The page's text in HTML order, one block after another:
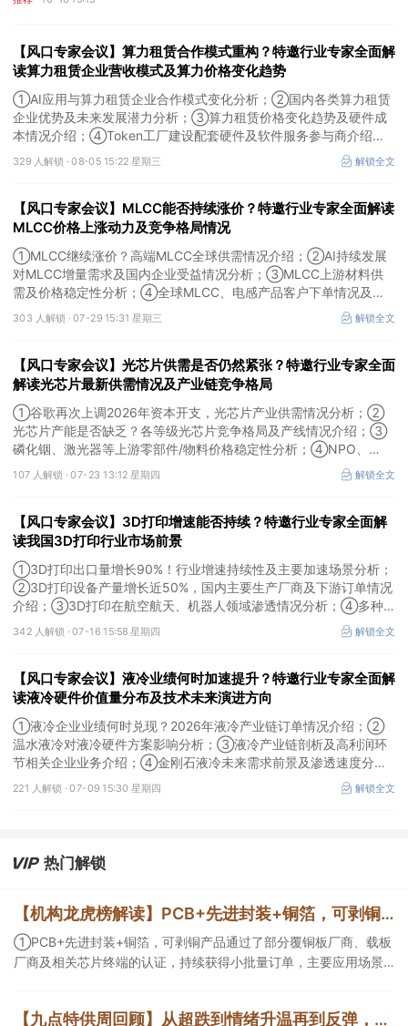
【风口专家会议】算力租赁合作模式重构？特邀行业专家全面解
读算力租赁企业营收模式及算力价格变化趋势
①AI应用与算力租赁企业合作模式变化分析；②国内各类算力租赁
企业优势及未来发展潜力分析；③算力租赁价格变化趋势及硬件成
本情况介绍；④Token工厂建设配套硬件及软件服务参与商介绍。
本场风口专家会议将于8月5日（周三）19:00举行，特邀行业专家全
面解读算力租赁企业营收模式及算力价格变化趋势。
329 人解锁 ·08-05 15:22 星期三 解锁全文
【风口专家会议】MLCC能否持续涨价？特邀行业专家全面解读
MLCC价格上涨动力及竞争格局情况
①MLCC继续涨价？高端MLCC全球供需情况介绍；②AI持续发展
对MLCC增量需求及国内企业受益情况分析；③MLCC上游材料供
需及价格稳定性分析；④全球MLCC、电感产品客户下单情况及未
来扩产难度解析。本场风口专家会议将于7月29日（周三）20:30举
行，特邀行业专家全面解读MLCC价格上涨动力及竞争格局情况。
303 人解锁 ·07-29 15:31 星期三 解锁全文
【风口专家会议】光芯片供需是否仍然紧张？特邀行业专家全面
解读光芯片最新供需情况及产业链竞争格局
①谷歌再次上调2026年资本开支，光芯片产业供需情况分析；②
光芯片产能是否缺乏？各等级光芯片竞争格局及产线情况介绍；③
磷化铟、激光器等上游零部件/物料价格稳定性分析；④NPO、
3.2T光模块研发进展介绍。本场风口专家会议将于7月23日（周四）
16:30举行，特邀行业专家全面解读光芯片最新供需情况及产业链竞
107 人解锁 ·07-23 13:12 星期四 解锁全文
【风口专家会议】3D打印增速能否持续？特邀行业专家全面解
读我国3D打印行业市场前景
①3D打印出口量增长90%！行业增速持续性及主要加速场景分析；
②3D打印设备产量增长近50%，国内主要生产厂商及下游订单情况
介绍；③3D打印在航空航天、机器人领域渗透情况分析；④多种
技术路线及所需产业链供需情况剖析。本场风口专家会议将于7月16
日（周四）20:00举行，特邀行业专家全面解读我国3D打印行业市
342 人解锁 ·07-16 15:58 星期四 解锁全文
【风口专家会议】液冷业绩何时加速提升？特邀行业专家全面解
读液冷硬件价值量分布及技术未来演进方向
①液冷企业业绩何时兑现？2026年液冷产业链订单情况介绍；②
温水液冷对液冷硬件方案影响分析；③液冷产业链剖析及高利润环
节相关企业业务介绍；④金刚石液冷未来需求前景及渗透速度分
析。本场风口专家会议将于7月9日（周四）19:30举行，特邀行业专
家全面解读液冷硬件价值量分布及技术未来演进方向。
221 人解锁 ·07-09 15:30 星期四 解锁全文
热门解锁
【机构龙虎榜解读】PCB+先进封装+铜箔，可剥铜产品通过了部分覆铜板厂商、载板厂商及相关芯片终端的认证，持续获得小批量订单，主要应用场景包括芯片封装光模块用PCB，机构大额净买入这家公司
①PCB+先进封装+铜箔，可剥铜产品通过了部分覆铜板厂商、载板
厂商及相关芯片终端的认证，持续获得小批量订单，主要应用场景
等方面具有丰富经验，具备承接细胞与基因治疗产品商业化受托生【九点特供周回顾】从超跌到情绪升温再到反弹，栏目梳理AI应用题材逻辑，AI教育人气公司解读后获4连板